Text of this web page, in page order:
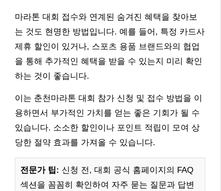
마라톤 대회 접수와 연계된 숨겨진 혜택을 찾아보
는 것도 현명한 방법입니다. 예를 들어, 특정 카드사
제휴 할인이 있거나, 스포츠 용품 브랜드와의 협업
을 통해 추가적인 혜택을 받을 수 있는지 미리 확인
하는 것이 좋습니다.
이는 춘천마라톤 대회 참가 신청 및 접수 방법을 이
용하면서 부가적인 가치를 얻는 좋은 기회가 될 수
있습니다. 소소한 할인이나 포인트 적립이 모여 상
당한 절약 효과를 가져올 수 있습니다.
전문가 팁: 신청 전, 대회 공식 홈페이지의 FAQ
섹션을 꼼꼼히 확인하여 자주 묻는 질문과 답변